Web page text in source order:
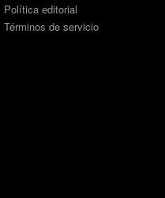
Política editorial
Términos de servicio